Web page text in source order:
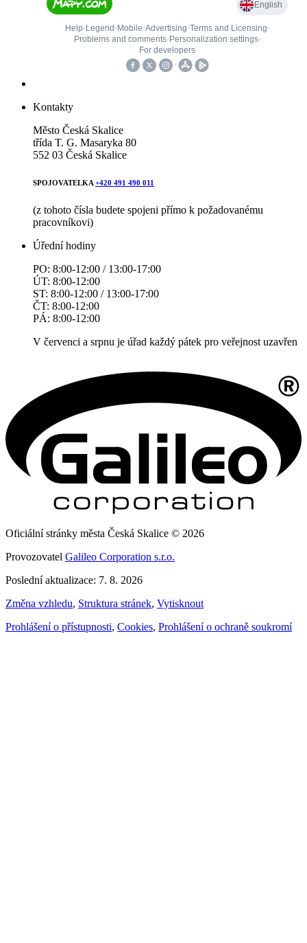
Kontakty
Město Česká Skalice
třída T. G. Masaryka 80
552 03 Česká Skalice
SPOJOVATELKA +420 491 490 011
(z tohoto čísla budete spojeni přímo k požadovanému
pracovníkovi)
Úřední hodiny
PO: 8:00-12:00 / 13:00-17:00
ÚT: 8:00-12:00
ST: 8:00-12:00 / 13:00-17:00
ČT: 8:00-12:00
PÁ: 8:00-12:00
V červenci a srpnu je úřad každý pátek pro veřejnost uzavřen
Oficiální stránky města Česká Skalice © 2026
Provozovatel Galileo Corporation s.r.o.
Poslední aktualizace: 7. 8. 2026
Změna vzhledu, Struktura stránek, Vytisknout
Prohlášení o přístupnosti, Cookies, Prohlášení o ochraně soukromí